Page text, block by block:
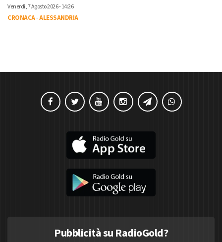
Venerdì, 7 Agosto 2026 - 14:26
CRONACA-ALESSANDRIA
Pubblicità su RadioGold?